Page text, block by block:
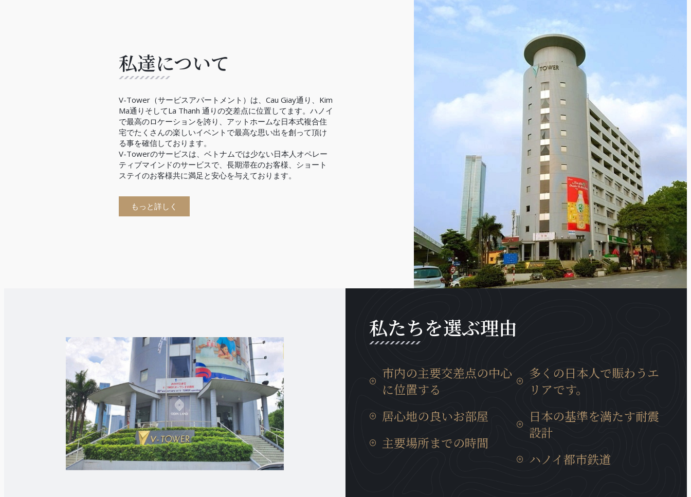
私達について
V-Tower（サービスアパートメント）は、Cau Giay通り、Kim
Ma通りそしてLa Thanh 通りの交差点に位置してます。ハノイ
で最高のロケーションを誇り、アットホームな日本式複合住
宅でたくさんの楽しいイベントで最高な思い出を創って頂け
る事を確信しております。
V-Towerのサービスは、ベトナムでは少ない日本人オペレー
ティブマインドのサービスで、長期滞在のお客様、ショート
ステイのお客様共に満足と安心を与えております。
もっと詳しく
私たちを選ぶ理由
市内の主要交差点の中心
に位置する
タンロン工業団地までの移動時間は15
分、イノバイ国際空港までは30分と通
おります。
居心地の良いお部屋
日本製の設備が充実していて、ベトナ
ムに居ても、日本の我が家の居心地に
主要場所までの時間
多くの日本人で賑わうエ
リアです。
近くには多くの日系企業も、キムマー
通り、ダオタン通りに集まっていま
す。また、周辺には多様な商業サービ
スが充実、トゥレ動物園、大学、地元
の住宅街にも近いロケーションです。
日本の基準を満たす耐震
設計
ハノイの建造物では非常にめずらいい
耐震構造のビルディングで、安心に宿
ハノイ都市鉄道